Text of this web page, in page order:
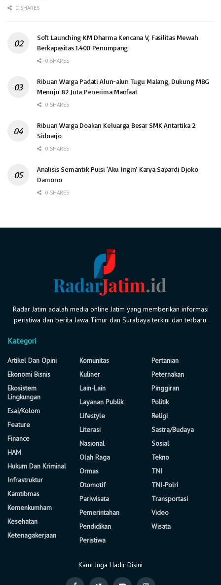
0 SHARES
Soft Launching KM Dharma Kencana V, Fasilitas Mewah
Berkapasitas 1.400 Penumpang
0 SHARES
Ribuan Warga Padati Alun-alun Tugu Malang, Dukung MBG
Menuju 82 Juta Penerima Manfaat
0 SHARES
Ribuan Warga Doakan Keluarga Besar SMK Antartika 2
Sidoarjo
0 SHARES
Analisis Semantik Puisi ‘Aku Ingin’ Karya Sapardi Djoko
Damono
0 SHARES
Radar Jatim adalah media online Jatim yang memberikan informasi
peristiwa dan berita Jawa Timur dan Surabaya terkini dan terbaru.
Kategori
Artikel Dan Opini
Ekonomi Bisnis
Ekosistem
Lingkungan
Esai/Kolom
Feature
Finance
HAM
Hukum Dan Kriminal
Infrastruktur
Kamtibmas
Kemenkumham
Kesehatan
Ketenagakerjaan
Komunitas
Kuliner
Lain-Lain
Layanan Publik
Lifestyle
Literasi
Nasional
Olah Raga
Ormas
Otomotif
Pariwisata
Pemerintahan
Pendidikan
Peristiwa
Pertanian
Peternakan
Pinggiran
Politik
Religi
Sastra/Budaya
Sosial
Tekno
TNI
TNI-Polri
Transportasi
Video
Wisata
Kami Juga Hadir Disini